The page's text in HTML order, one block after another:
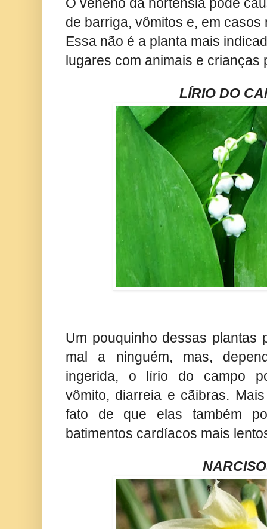
de barriga, vômitos e, em casos
Essa não é a planta mais
lugares com animais e crianças
LÍRIO DO
Um pouquinho dessas plantas
mal a ninguém, mas,
ingerida, o lírio do campo
vômito, diarreia e cãibras.
fato de que elas também
batimentos cardíacos mais